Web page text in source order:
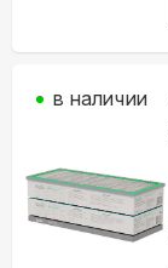
в наличии